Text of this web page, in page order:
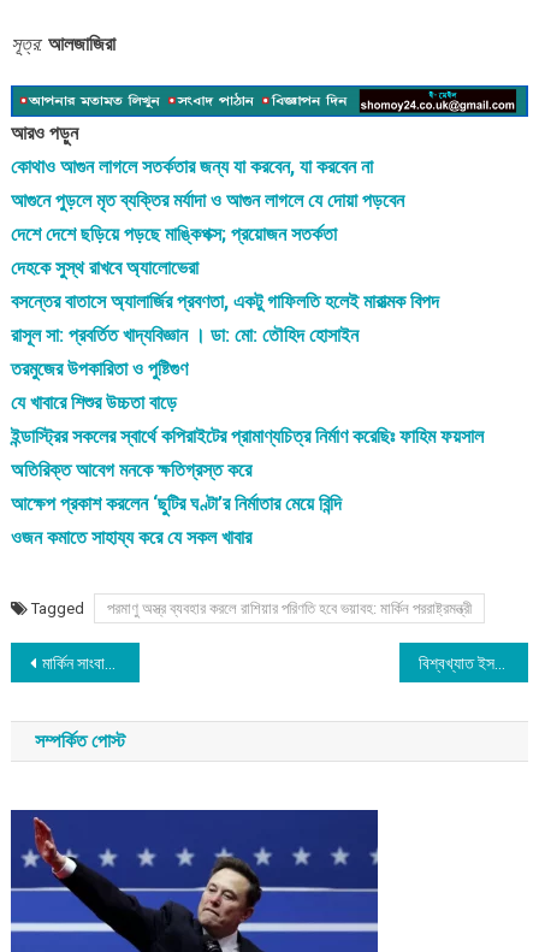
সূত্র: আলজাজিরা
আরও পড়ুন
কোথাও আগুন লাগলে সতর্কতার জন্য যা করবেন, যা করবেন না
আগুনে পুড়লে মৃত ব্যক্তির মর্যাদা ও আগুন লাগলে যে দোয়া পড়বেন
দেশে দেশে ছড়িয়ে পড়ছে মাঙ্কিপক্স; প্রয়োজন সতর্কতা
দেহকে সুস্থ রাখবে অ্যালোভেরা
বসন্তের বাতাসে অ্যালার্জির প্রবণতা, একটু গাফিলতি হলেই মারাত্মক বিপদ
রাসূল সা: প্রবর্তিত খাদ্যবিজ্ঞান । ডা: মো: তৌহিদ হোসাইন
তরমুজের উপকারিতা ও পুষ্টিগুণ
যে খাবারে শিশুর উচ্চতা বাড়ে
ইন্ডাস্ট্রির সকলের স্বার্থে কপিরাইটের প্রামাণ্যচিত্র নির্মাণ করেছিঃ ফাহিম ফয়সাল
অতিরিক্ত আবেগ মনকে ক্ষতিগ্রস্ত করে
আক্ষেপ প্রকাশ করলেন ‘ছুটির ঘণ্টা’র নির্মাতার মেয়ে বিন্দি
ওজন কমাতে সাহায্য করে যে সকল খাবার
Tagged পরমাণু অস্ত্র ব্যবহার করলে রাশিয়ার পরিণতি হবে ভয়াবহ: মার্কিন পররাষ্ট্রমন্ত্রী
Post
navigation
মার্কিন সাংবাদিককে সাক্ষাৎকার দিলেন না রাইসি বিশ্বখ্যাত ইসলামিক স্কলার আল্লামা ইউসুফ আল কারজাভির ইন্তিকাল
সম্পর্কিত পোস্ট